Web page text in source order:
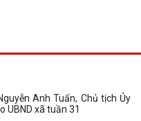
Anh Tuấn, Chủ tịch Ủy
UBND xã tuần 31